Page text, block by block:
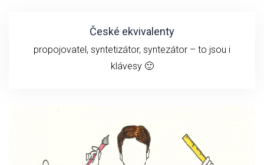
České ekvivalenty
propojovatel, syntetizátor, syntezátor – to jsou i
klávesy 🙂